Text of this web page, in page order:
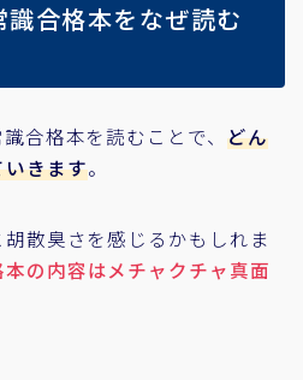
合格本をなぜ読む
合格本を読むことで、 どん
きます。
散臭さを感じるかもしれま
の内容はメチャクチャ真面